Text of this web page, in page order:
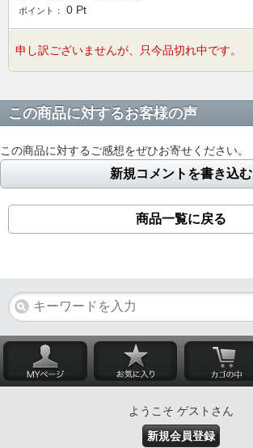
ポイント： 0 Pt
申し訳ございませんが、只今品切れ中です。
この商品に対するお客様の声
この商品に対するご感想をぜひお寄せください。
新規コメントを書き込む
商品一覧に戻る
ようこそ ゲストさん
新規会員登録